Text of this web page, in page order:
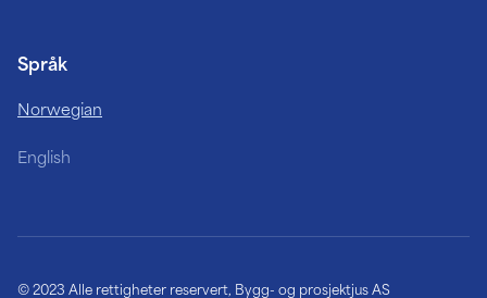
Språk
Norwegian
English
© 2023 Alle rettigheter reservert, Bygg- og prosjektjus AS